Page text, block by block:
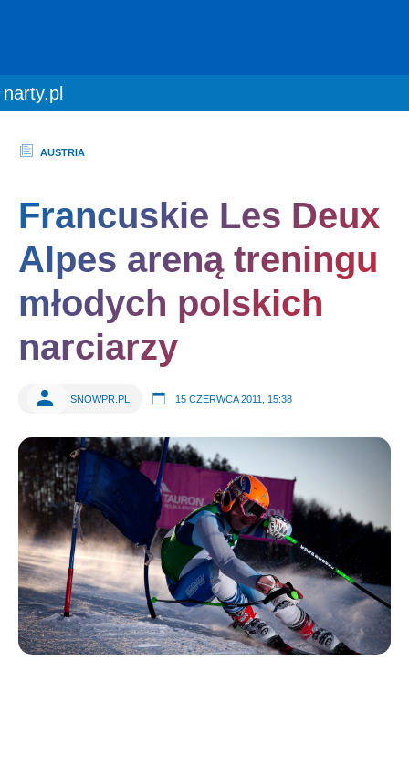
You are here:
narty.pl
AUSTRIA
Francuskie Les Deux
Alpes areną treningu
młodych polskich
narciarzy
SNOWPR.PL 15 CZERWCA 2011, 15:38